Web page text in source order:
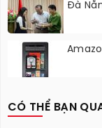
Đà
CÓ THỂ BẠN